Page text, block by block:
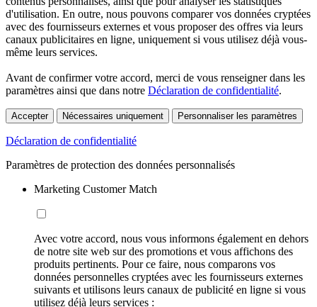
d'utilisation. En outre, nous pouvons comparer vos données cryptées
avec des fournisseurs externes et vous proposer des offres via leurs
canaux publicitaires en ligne, uniquement si vous utilisez déjà vous-
même leurs services.
Avant de confirmer votre accord, merci de vous renseigner dans les
paramètres ainsi que dans notre Déclaration de confidentialité.
Accepter Nécessaires uniquement Personnaliser les paramètres
Déclaration de confidentialité
Paramètres de protection des données personnalisés
Marketing Customer Match
Avec votre accord, nous vous informons également en dehors
de notre site web sur des promotions et vous affichons des
produits pertinents. Pour ce faire, nous comparons vos
données personnelles cryptées avec les fournisseurs externes
suivants et utilisons leurs canaux de publicité en ligne si vous
utilisez déjà leurs services :